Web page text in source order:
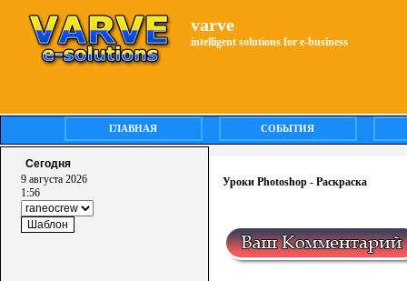
varve
intelligent solutions for e-business
ГЛАВНАЯ СОБЫТИЯ
Сегодня
9 августа 2026
1:56
Уроки Photoshop - Раскраска